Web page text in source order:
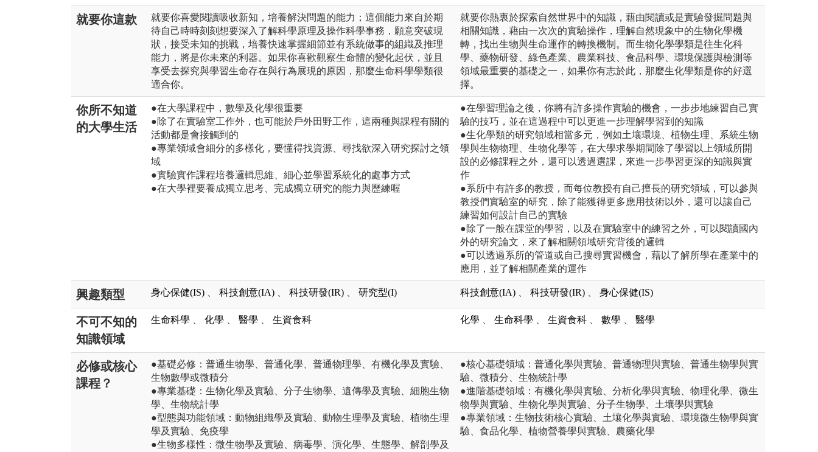
就要你這款
就要你喜愛閱讀吸收新知，培養解決問題的能力；這個能力來自於期
待自己時時刻刻想要深入了解科學原理及操作科學事務，願意突破現
狀，接受未知的挑戰，培養快速掌握細節並有系統做事的組織及推理
能力，將是你未來的利器。如果你喜歡觀察生命體的變化起伏，並且
享受去探究與學習生命存在與行為展現的原因，那麼生命科學學類很
適合你。
就要你熱衷於探索自然世界中的知識，藉由閱讀或是實驗發掘問題與
相關知識，藉由一次次的實驗操作，理解自然現象中的生物化學機
轉，找出生物與生命運作的轉換機制。而生物化學學類是往生化科
學、藥物研發、綠色產業、農業科技、食品科學、環境保護與檢測等
領域最重要的基礎之一，如果你有志於此，那麼生化學類是你的好選
擇。
你所不知道
的大學生活
●在大學課程中，數學及化學很重要
●除了在實驗室工作外，也可能於戶外田野工作，這兩種與課程有關的
活動都是會接觸到的
●專業領域會細分的多樣化，要懂得找資源、尋找欲深入研究探討之領
域
●實驗實作課程培養邏輯思維、細心並學習系統化的處事方式
●在大學裡要養成獨立思考、完成獨立研究的能力與歷練喔
●在學習理論之後，你將有許多操作實驗的機會，一步步地練習自己實
驗的技巧，並在這過程中可以更進一步理解學習到的知識
●生化學類的研究領域相當多元，例如土壤環境、植物生理、系統生物
學與生物物理、生物化學等，在大學求學期間除了學習以上領域所開
設的必修課程之外，還可以透過選課，來進一步學習更深的知識與實
作
●系所中有許多的教授，而每位教授有自己擅長的研究領域，可以參與
教授們實驗室的研究，除了能獲得更多應用技術以外，還可以讓自己
練習如何設計自己的實驗
●除了一般在課堂的學習，以及在實驗室中的練習之外，可以閱讀國內
外的研究論文，來了解相關領域研究背後的邏輯
●可以透過系所的管道或自己搜尋實習機會，藉以了解所學在產業中的
應用，並了解相關產業的運作
興趣類型 身心保健(IS) 科技創意(IA) 科技研發(IR) 研究型(I) 科技創意(IA) 科技研發(IR) 身心保健(IS)
不可不知的
知識領域
生命科學 化學 醫學 生資食科 化學 生命科學 生資食科 數學 醫學
必修或核心
課程？
●基礎必修：普通生物學、普通化學、普通物理學、有機化學及實驗、
生物數學或微積分
●專業基礎：生物化學及實驗、分子生物學、遺傳學及實驗、細胞生物
學、生物統計學
●型態與功能領域：動物組織學及實驗、動物生理學及實驗、植物生理
學及實驗、免疫學
●生物多樣性：微生物學及實驗、病毒學、演化學、生態學、解剖學及
●核心基礎領域：普通化學與實驗、普通物理與實驗、普通生物學與實
驗、微積分、生物統計學
●進階基礎領域：有機化學與實驗、分析化學與實驗、物理化學、微生
物學與實驗、生物化學與實驗、分子生物學、土壤學與實驗
●專業領域：生物技術核心實驗、土壤化學與實驗、環境微生物學與實
驗、食品化學、植物營養學與實驗、農藥化學